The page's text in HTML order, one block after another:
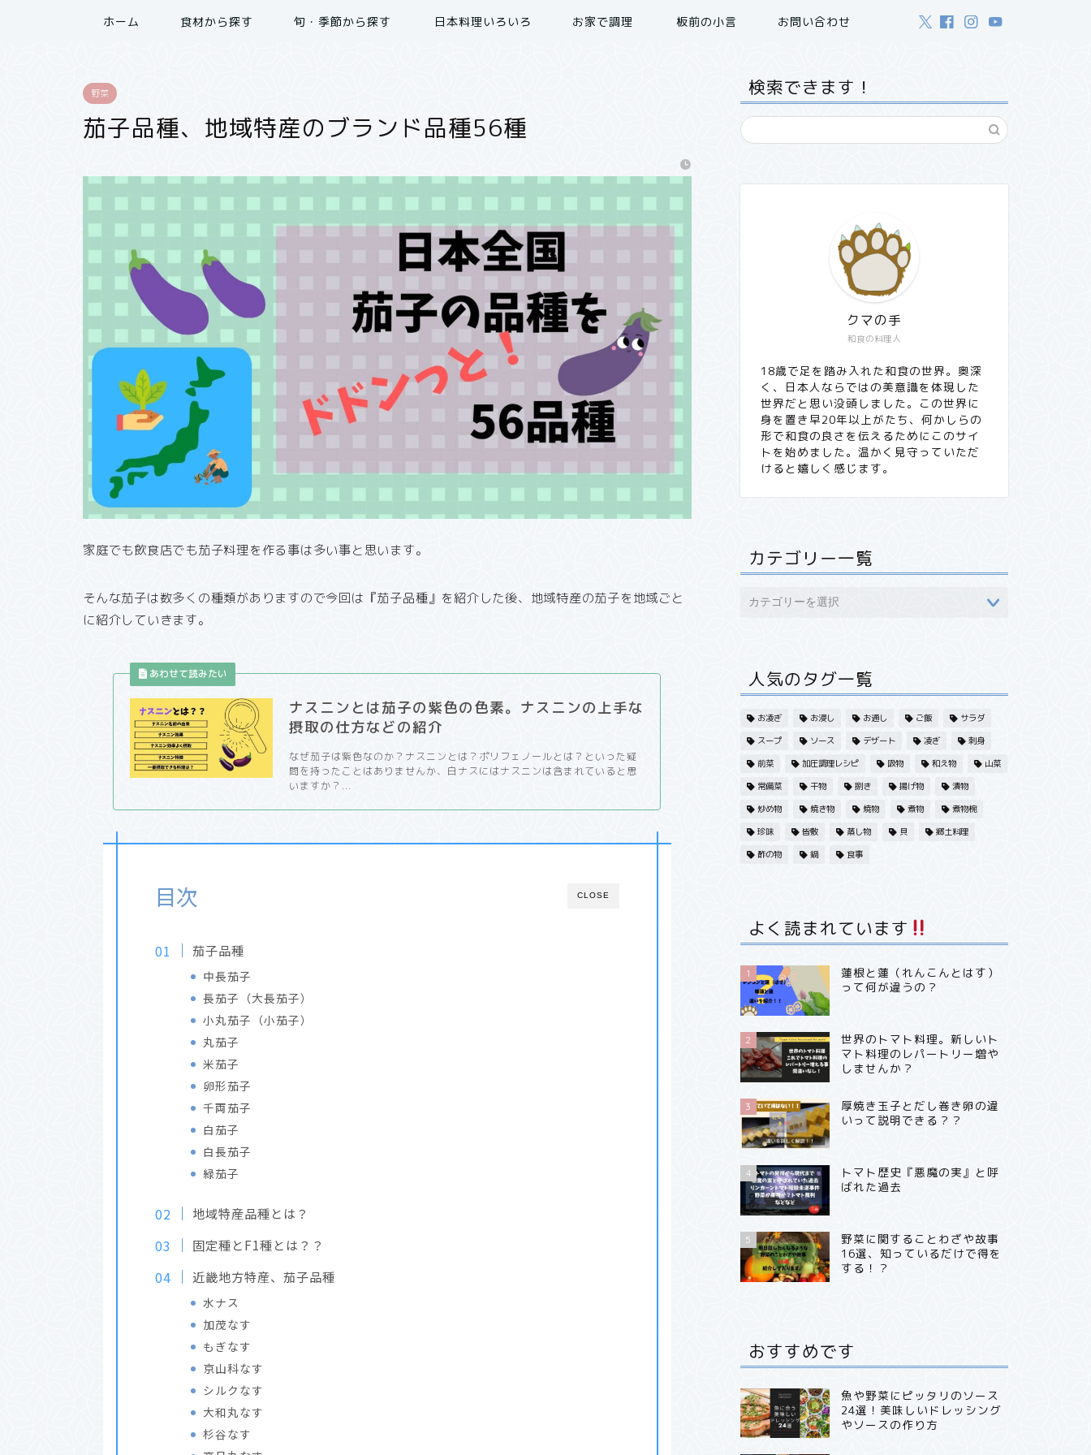
ホーム 食材から探す 旬・季節から探す 日本料理いろいろ お家で調理 板前の小言 お問い合わせ
野菜
茄子品種、地域特産のブランド品種56種
家庭でも飲食店でも茄子料理を作る事は多い事と思います。
そんな茄子は数多くの種類がありますので今回は『茄子品種』を紹介した後、地域特産の茄子を地域ごと
に紹介していきます。
ナスニンとは茄子の紫色の色素。ナスニンの上手な
摂取の仕方などの紹介
なぜ茄子は紫色なのか？ナスニンとは？ポリフェノールとは？といった疑
問を持ったことはありませんか、白ナスにはナスニンは含まれていると思
いますか？...
CLOSE
目次
茄子品種
中長茄子
長茄子（大長茄子）
小丸茄子（小茄子）
丸茄子
米茄子
卵形茄子
千両茄子
白茄子
白長茄子
緑茄子
地域特産品種とは？
固定種とF1種とは？？
近畿地方特産、茄子品種
水ナス
加茂なす
もぎなす
京山科なす
シルクなす
大和丸なす
杉谷なす
検索できます！
和食の料理人
クマの手
18歳で足を踏み入れた和食の世界。奥深
く、日本人ならではの美意識を体現した
世界だと思い没頭しました。この世界に
身を置き早20年以上がたち、何かしらの
形で和食の良さを伝えるためにこのサイ
トを始めました。温かく見守っていただ
けると嬉しく感じます。
カテゴリー一覧
人気のタグ一覧
お凌ぎ お浸し お通し ご飯
サラダ
スープ
ソース デザート 凌ぎ
刺身
前菜
加圧調理レシピ 吸物 和え物
山菜
常備菜
干物 捌き 揚げ物
漬物
炒め物
焼き物 焼物 煮物
煮物椀
珍味
皆敷 蒸し物 貝
郷土料理
酢の物
鍋 食事
よく読まれています
1
蓮根と蓮（れんこんとはす）
って何が違うの？
2
世界のトマト料理。新しいト
マト料理のレパートリー増や
しませんか？
3
厚焼き玉子とだし巻き卵の違
いって説明できる？？
4
トマト歴史『悪魔の実』と呼
ばれた過去
5
野菜に関することわざや故事
16選、知っているだけで得を
する！？
おすすめです
魚や野菜にピッタリのソース
24選！美味しいドレッシング
やソースの作り方